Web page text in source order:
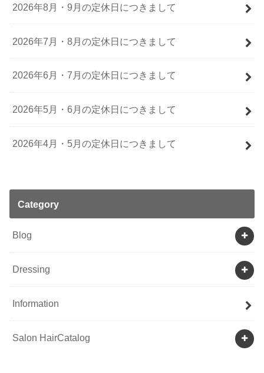
2026年8月・9月の定休日につきまして
2026年7月・8月の定休日につきまして
2026年6月・7月の定休日につきまして
2026年5月・6月の定休日につきまして
2026年4月・5月の定休日につきまして
Category
Blog
Dressing
Information
Salon HairCatalog